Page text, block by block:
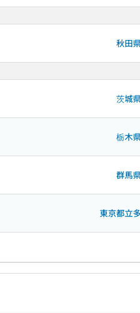
秋田
茨城
栃木
群馬
東京都立